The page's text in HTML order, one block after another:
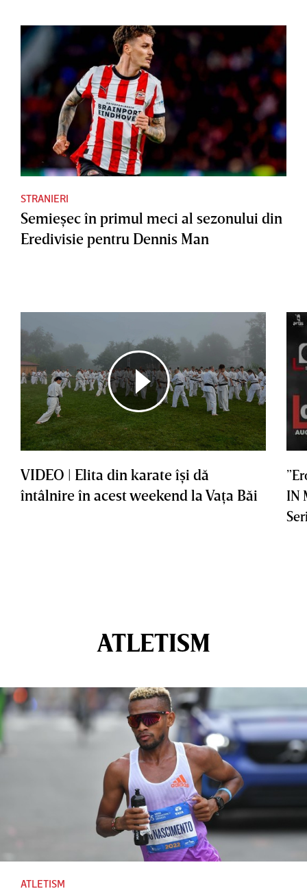
STRANIERI
Semieşec în primul meci al sezonului din
Eredivisie pentru Dennis Man
VIDEO | Elita din karate îşi dă
întâlnire în acest weekend la Vaţa Băi
IN
ATLETISM
ATLETISM